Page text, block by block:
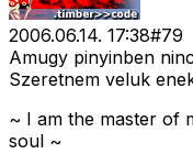
2006.06.14. 17:38#79
Amugy pinyinben
Szeretnem veluk
~ I am the master of
soul ~